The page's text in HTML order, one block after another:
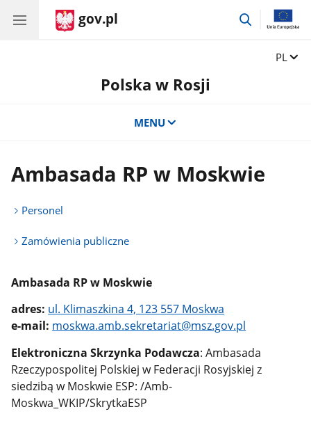
gov.pl
przejdź
Zmień
PL
Polska w Rosji
MENU
Ambasada RP w Moskwie
Personel
Zamówienia publiczne
Ambasada RP w Moskwie
adres: ul. Klimaszkina 4, 123 557 Moskwa
e-mail: moskwa.amb.sekretariat@msz.gov.pl
Elektroniczna Skrzynka Podawcza: Ambasada
Rzeczypospolitej Polskiej w Federacji Rosyjskiej z
siedzibą w Moskwie ESP: /Amb-
Moskwa_WKIP/SkrytkaESP